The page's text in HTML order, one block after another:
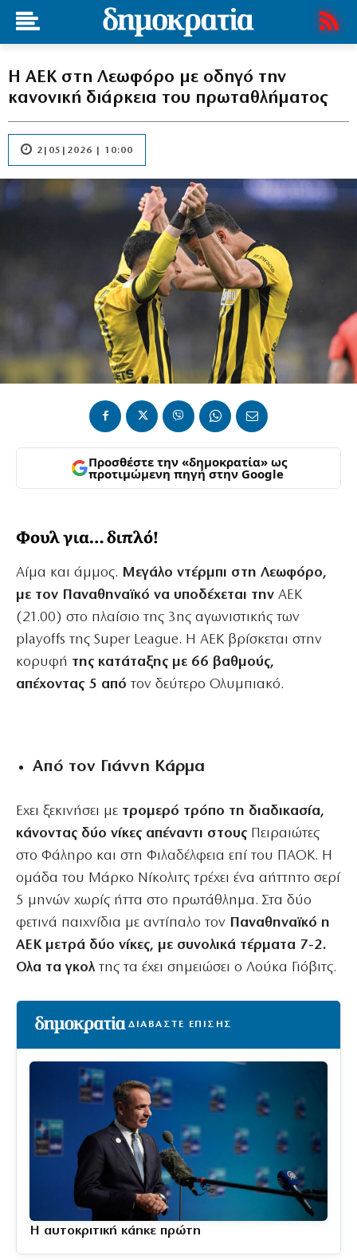
Η ΑΕΚ στη Λεωφόρο με οδηγό την
κανονική διάρκεια του πρωταθλήματος
2|05|2026 | 10:00
Προσθέστε την «δημοκρατία» ως
προτιμώμενη πηγή στην Google
Φουλ για… διπλό!
Αίμα και άμμος. Μεγάλο ντέρμπι στη Λεωφόρο,
με τον Παναθηναϊκό να υποδέχεται την ΑΕΚ
(21.00) στο πλαίσιο της 3ης αγωνιστικής των
playoffs της Super League. Η ΑΕΚ βρίσκεται στην
κορυφή της κατάταξης με 66 βαθμούς,
απέχοντας 5 από τον δεύτερο Ολυμπιακό.
Aπό τον Γιάννη Κάρμα
Εχει ξεκινήσει με τρομερό τρόπο τη διαδικασία,
κάνοντας δύο νίκες απέναντι στους Πειραιώτες
στο Φάληρο και στη Φιλαδέλφεια επί του ΠΑΟΚ. Η
ομάδα του Μάρκο Νίκολιτς τρέχει ένα αήττητο σερί
5 μηνών χωρίς ήττα στο πρωτάθλημα. Στα δύο
φετινά παιχνίδια με αντίπαλο τον Παναθηναϊκό η
ΑΕΚ μετρά δύο νίκες, με συνολικά τέρματα 7-2.
Ολα τα γκολ της τα έχει σημειώσει ο Λούκα Γιόβιτς.
ΔΙΑΒΑΣΤΕ ΕΠΙΣΗΣ
Η αυτοκριτική κάηκε πρώτη